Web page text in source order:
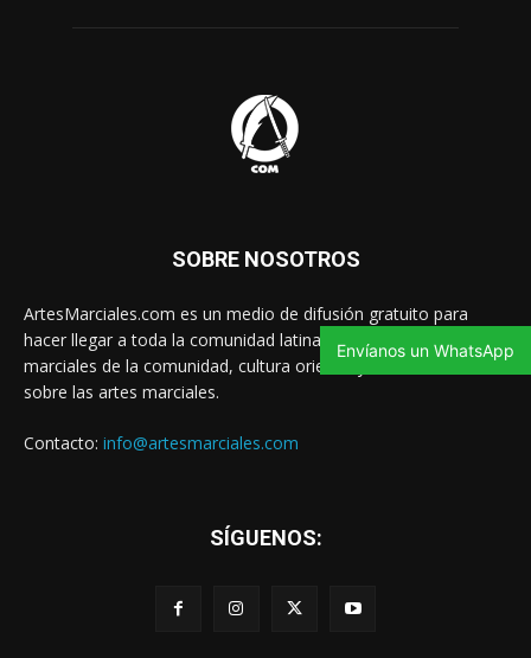
SOBRE NOSOTROS
ArtesMarciales.com es un medio de difusión gratuito para
hacer llegar a toda la comunidad latina las noticias de artes
marciales de la comunidad, cultura oriental y contenido valioso
sobre las artes marciales.
Contacto: info@artesmarciales.com
SÍGUENOS:
Envíanos un WhatsApp